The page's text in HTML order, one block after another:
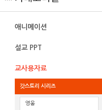
애니메이션
설교 PPT
교사용자료
갓스토리 시리즈
영웅